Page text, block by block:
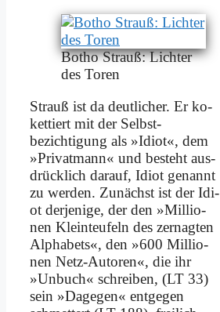
Bo­tho Strauß: Lich­ter
des To­ren
Strauß ist da deut­li­cher. Er ko­
ket­tiert mit der Selbst­
bezichtigung als »Idi­ot«, dem
»Pri­vat­mann« und be­steht aus­
drück­lich dar­auf, Idi­ot ge­nannt
zu wer­den. Zu­nächst ist der Idi­
ot der­je­ni­ge, der den »Mil­lio­
nen Klein­teu­feln des zer­nag­ten
Al­pha­bets«, den »600 Mil­lio­
nen Netz-Au­toren«, die ihr
»Un­buch« schrei­ben, (LT 33)
sein »Da­ge­gen« ent­ge­gen